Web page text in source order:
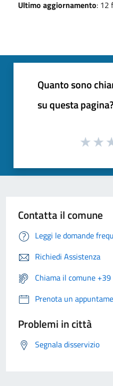
Ultimo aggiornamento: 12
Quanto sono
su questa
Contatta il comune
Leggi le domande
Richiedi Assistenza
Chiama il comune
Prenota un
Problemi in città
Segnala disservizio